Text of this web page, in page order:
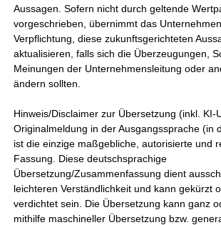
Aussagen. Sofern nicht durch geltende
vorgeschrieben, übernimmt das
Verpflichtung, diese zukunftsgerichteten
aktualisieren, falls sich die Überzeugungen,
Meinungen der Unternehmensleitung oder
ändern sollten.
Hinweis/Disclaimer zur Übersetzung (inkl. KI-
Originalmeldung in der Ausgangssprache (in
ist die einzige maßgebliche, autorisierte und
Fassung. Diese deutschsprachige
Übersetzung/Zusammenfassung dient
leichteren Verständlichkeit und kann gekürzt
verdichtet sein. Die Übersetzung kann ganz
mithilfe maschineller Übersetzung bzw.